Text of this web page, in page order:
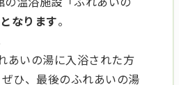
なります。
あいの湯に入浴された方
ひ、最後のふれあいの湯